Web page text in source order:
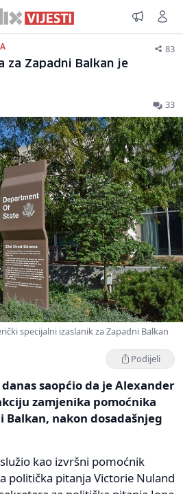
83
za Zapadni Balkan je
33
specijalni izaslanik za Zapadni Balkan
Podijeli
saopćio da je Alexander
zamjenika pomoćnika
Balkan, nakon dosadašnjeg
kao izvršni pomoćnik
politička pitanja Victorie Nuland